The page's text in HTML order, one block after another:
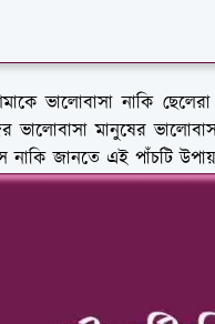
ভালোবাসা নাকি
মানুষের
জানতে এই পাঁচটি